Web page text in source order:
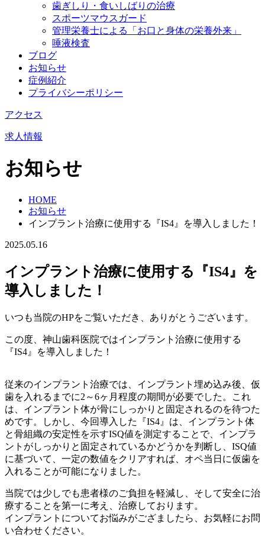
歯ぎしり・食いしばりの治療
スポーツマウスガード
管理栄養士による「お口と身体の栄養外来」
唾液検査
ブログ
お知らせ
症例紹介
プライバシーポリシー
アクセス
求人情報
お知らせ
HOME
お知らせ
インプラント治療に使用する『IS4』を導入しました！
2025.05.16
インプラント治療に使用する『IS4』を
導入しました！
いつも当院のHPをご覧いただき、ありがとうございます。
この度、神山歯科医院ではインプラント治療に使用する
『IS4』を導入しました！
従来のインプラント治療では、インプラント埋め込み後、仮
歯を入れるまでに2～6ヶ月程度の期間が必要でした。これ
は、インプラント体が骨にしっかりと固定されるのを待つた
めです。しかし、今回導入した『IS4』は、インプラント体
と骨組織の安定性を示すISQ値を測定することで、インプラ
ントがしっかりと固定されているかどうかを判断し、ISQ値
に基づいて、一定の数値をクリアすれば、オペ当日に仮歯を
入れることが可能になりました。
当院では少しでも患者様のご負担を軽減し、そして安全に治
療することを第一に考え、治療しております。
インプラントについてお悩みがござましたら、お気軽にお問
い合わせください。